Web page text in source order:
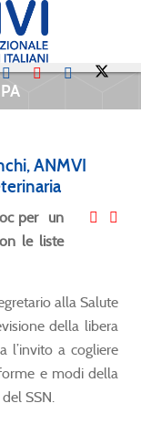
ANMVI
per un
le liste
alla Salute
della libera
l’invito a cogliere
e modi della
SSN.